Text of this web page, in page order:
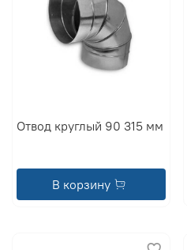
Отвод круглый 90 315 мм
В корзину